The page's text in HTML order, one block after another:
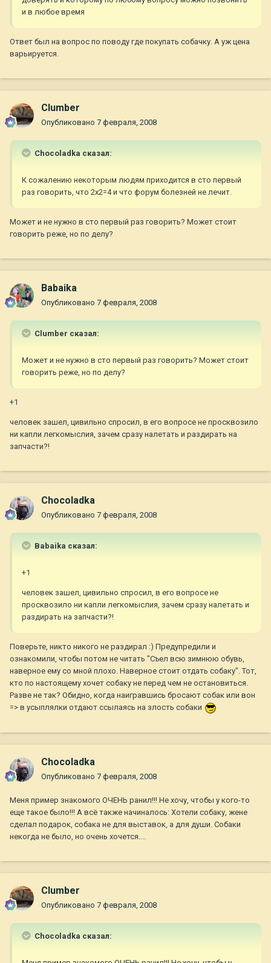
и в любое время
Ответ был на вопрос по поводу где покупать собачку. А уж цена
варьируется.
Clumber
Опубликовано 7 февраля, 2008
Chocoladka сказал:
К сожалению некоторым людям приходится в сто первый
раз говорить, что 2х2=4 и что форум болезней не лечит.
Может и не нужно в сто первый раз говорить? Может стоит
говорить реже, но по делу?
Babaika
Опубликовано 7 февраля, 2008
Clumber сказал:
Может и не нужно в сто первый раз говорить? Может стоит
говорить реже, но по делу?
+1
человек зашел, цивильно спросил, в его вопросе не просквозило
ни капли легкомыслия, зачем сразу налетать и раздирать на
запчасти?!
Chocoladka
Опубликовано 7 февраля, 2008
Babaika сказал:
+1
человек зашел, цивильно спросил, в его вопросе не
просквозило ни капли легкомыслия, зачем сразу налетать и
раздирать на запчасти?!
Поверьте, никто никого не раздирал :) Предупредили и
ознакомили, чтобы потом не читать "Съел всю зимнюю обувь,
наверное ему со мной плохо. Наверное стоит отдать собаку". Тот,
кто по настоящему хочет собаку не перед чем не остановиться.
Разве не так? Обидно, когда наигравшись бросают собак или вон
=> в усыплялки отдают ссылаясь на злость собаки
Chocoladka
Опубликовано 7 февраля, 2008
Меня пример знакомого ОЧЕНЬ ранил!!! Не хочу, чтобы у кого-то
еще такое было!!! А всё также начиналось: Хотели собаку, жене
сделал подарок, собака не для выставок, а для души. Собаки
некогда не было, но очень хочется....
Clumber
Опубликовано 7 февраля, 2008
Chocoladka сказал: